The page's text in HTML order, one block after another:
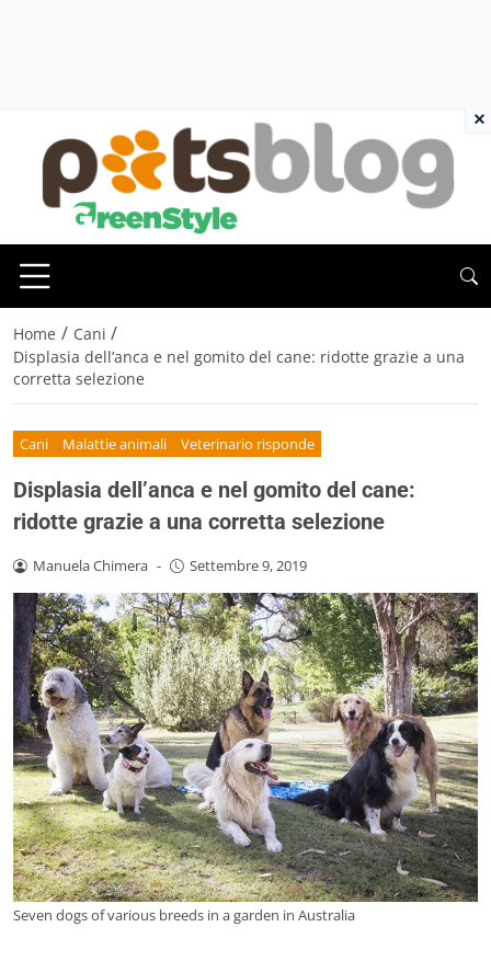
Home / Cani /
Displasia dell’anca e nel gomito del cane: ridotte grazie a una
corretta selezione
Cani Malattie animali Veterinario risponde
Displasia dell’anca e nel gomito del cane:
ridotte grazie a una corretta selezione
Manuela Chimera - Settembre 9, 2019
Seven dogs of various breeds in a garden in Australia
×